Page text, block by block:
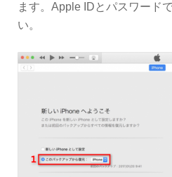
ます。Apple IDとパスワード
い。